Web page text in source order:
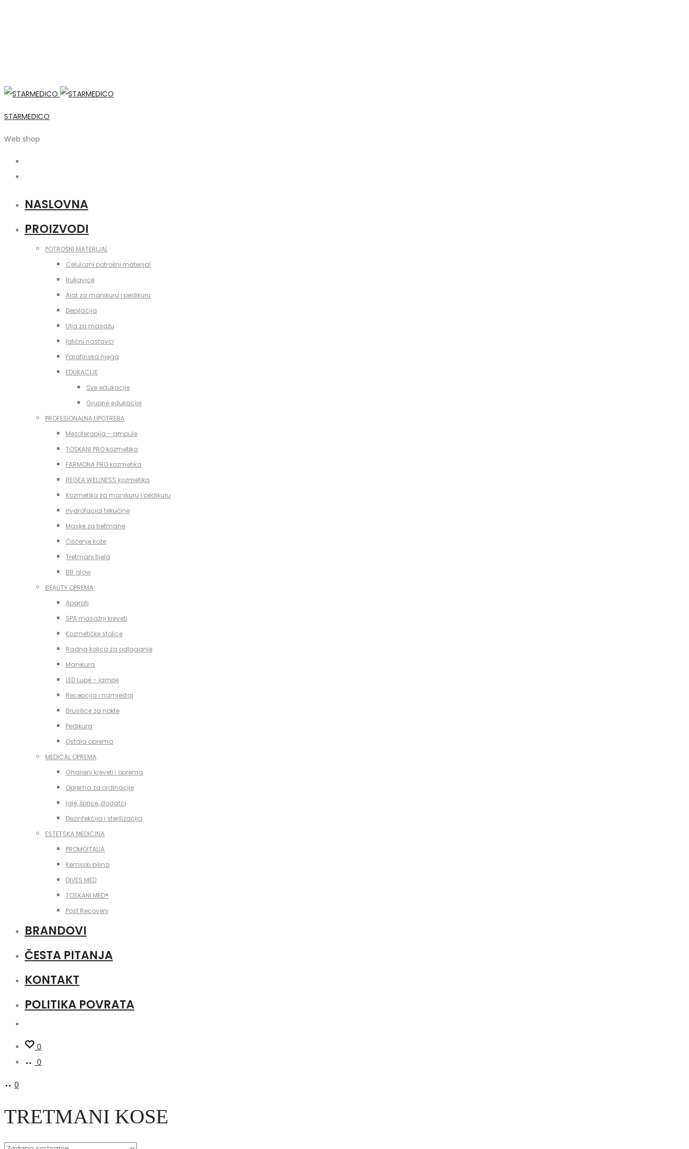
STARMEDICO
Web shop
NASLOVNA
PROIZVODI
POTROŠNI MATERIJAL
Celulozni potrošni materijal
Rukavice
Alat za manikuru i pedikuru
Depilacija
Ulja za masažu
Iglični nastavci
Parafinska njega
EDUKACIJE
Sve edukacije
Grupne edukacije
PROFESIONALNA UPOTREBA
Mezoterapija – ampule
TOSKANI PRO kozmetika
FARMONA PRO kozmetika
REGEA WELLNESS kozmetika
Kozmetika za manikuru i pedikuru
Hydrofacial tekućine
Maske za tretmane
Čišćenje kože
Tretmani tijela
BB glow
BEAUTY OPREMA
Aparati
SPA masažni kreveti
Kozmetičke stolice
Radna kolica za odlaganje
Manikura
LED Lupe – lampe
Recepcija i namještaj
Brusilice za nokte
Pedikura
Ostala oprema
MEDICAL OPREMA
Gharieni kreveti i oprema
Oprema za ordinacije
Igle, šprice, dodatci
Dezinfekcija i sterilizacija
ESTETSKA MEDICINA
PROMOITALIA
Kemijski pilinzi
DIVES MED
TOSKANI MED®️
Post Recovery
BRANDOVI
ČESTA PITANJA
KONTAKT
POLITIKA POVRATA
0
0
0
TRETMANI KOSE